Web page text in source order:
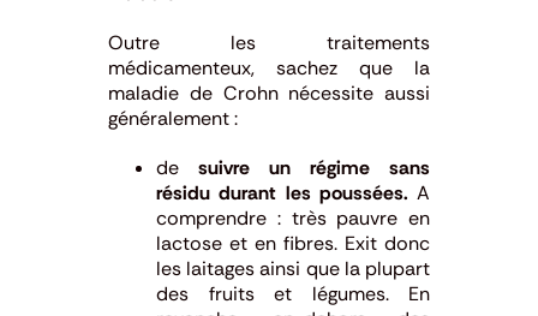
Outre les traitements
médicamenteux, sachez que la
maladie de Crohn nécessite aussi
généralement :
de suivre un régime sans
résidu durant les poussées. A
comprendre : très pauvre en
lactose et en fibres. Exit donc
les laitages ainsi que la plupart
des fruits et légumes. En